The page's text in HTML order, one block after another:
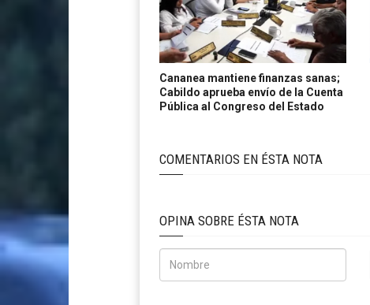
Cananea mantiene finanzas sanas;
Cabildo aprueba envío de la Cuenta
Pública al Congreso del Estado
COMENTARIOS EN ÉSTA NOTA
OPINA SOBRE ÉSTA NOTA